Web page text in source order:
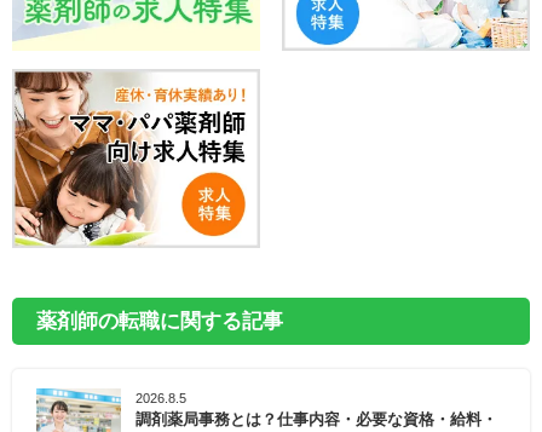
薬剤師の転職に関する記事
2026.8.5
調剤薬局事務とは？仕事内容・必要な資格・給料・